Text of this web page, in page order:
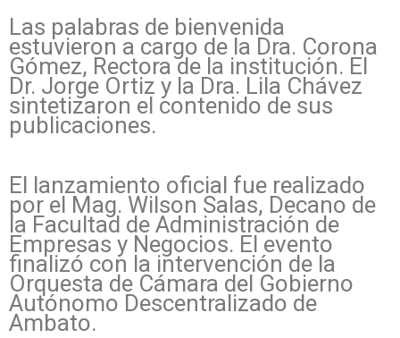
Las palabras de bienvenida
estuvieron a cargo de la Dra. Corona
Gómez, Rectora de la institución. El
Dr. Jorge Ortiz y la Dra. Lila Chávez
sintetizaron el contenido de sus
publicaciones.
El lanzamiento oficial fue realizado
por el Mag. Wilson Salas, Decano de
la Facultad de Administración de
Empresas y Negocios. El evento
finalizó con la intervención de la
Orquesta de Cámara del Gobierno
Autónomo Descentralizado de
Ambato.